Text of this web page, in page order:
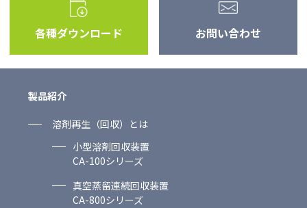
各種ダウンロード お問い合わせ
製品紹介
溶剤再生（回収）とは
小型溶剤回収装置
CA-100シリーズ
真空蒸留連続回収装置
CA-800シリーズ